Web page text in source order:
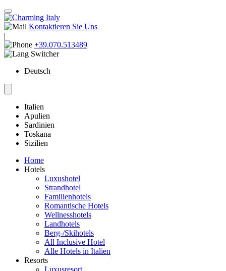
Kontaktieren Sie Uns
|
+39.070.513489
Deutsch
Italien
Apulien
Sardinien
Toskana
Sizilien
Home
Hotels
Luxushotel
Strandhotel
Familienhotels
Romantische Hotels
Wellnesshotels
Landhotels
Berg-/Skihotels
All Inclusive Hotel
Alle Hotels in Italien
Resorts
Luxusresort